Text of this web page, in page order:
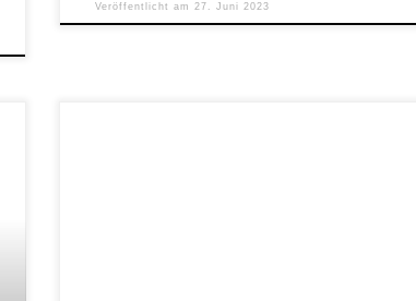
Veröffentlicht am 27. Juni 2023